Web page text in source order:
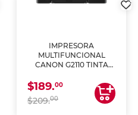
IMPRESORA
MULTIFUNCIONAL
CANON G2110 TINTA
$189.00
$209.00